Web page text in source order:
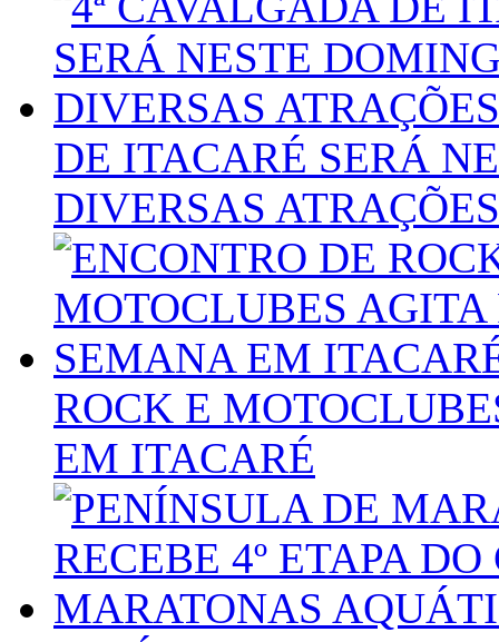
DE ITACARÉ SERÁ
DIVERSAS ATRAÇÕES
ROCK E
EM ITACARÉ